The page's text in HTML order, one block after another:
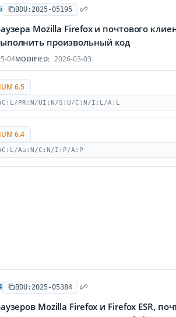
BDU:2025-05195
Mozilla Firefox и почтового
произвольный код
04MODIFIED: 2026-03-03
6.5
PR:N/UI:N/S:U/C:N/I:L/A:L
6.4
Au:N/C:N/I:P/A:P
BDU:2025-05384
Mozilla Firefox и Firefox ESR,